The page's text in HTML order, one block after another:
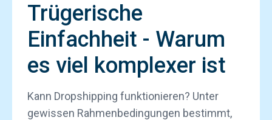
Trügerische
Einfachheit - Warum
es viel komplexer ist
Kann Dropshipping funktionieren? Unter
gewissen Rahmenbedingungen bestimmt,